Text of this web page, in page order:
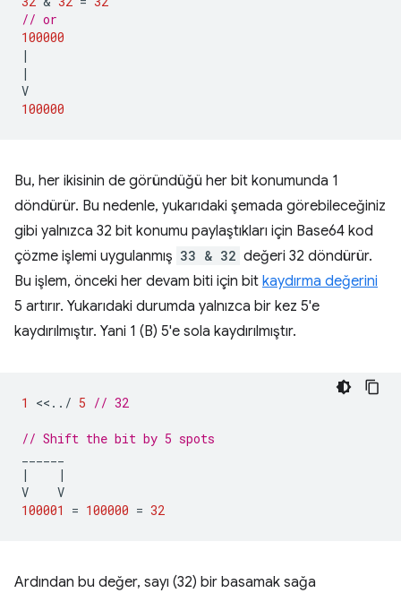
// or
100000
|
|
V
100000
Bu, her ikisinin de göründüğü her bit konumunda 1
döndürür. Bu nedenle, yukarıdaki şemada görebileceğiniz
gibi yalnızca 32 bit konumu paylaştıkları için Base64 kod
çözme işlemi uygulanmış 33 & 32 değeri 32 döndürür.
Bu işlem, önceki her devam biti için bit kaydırma değerini
5 artırır. Yukarıdaki durumda yalnızca bir kez 5'e
kaydırılmıştır. Yani 1 (B) 5'e sola kaydırılmıştır.
1 << .. / 5 // 32
// Shift the bit by 5 spots
|
|
V
V
100001
= 100000 = 32
Ardından bu değer, sayı (32) bir basamak sağa